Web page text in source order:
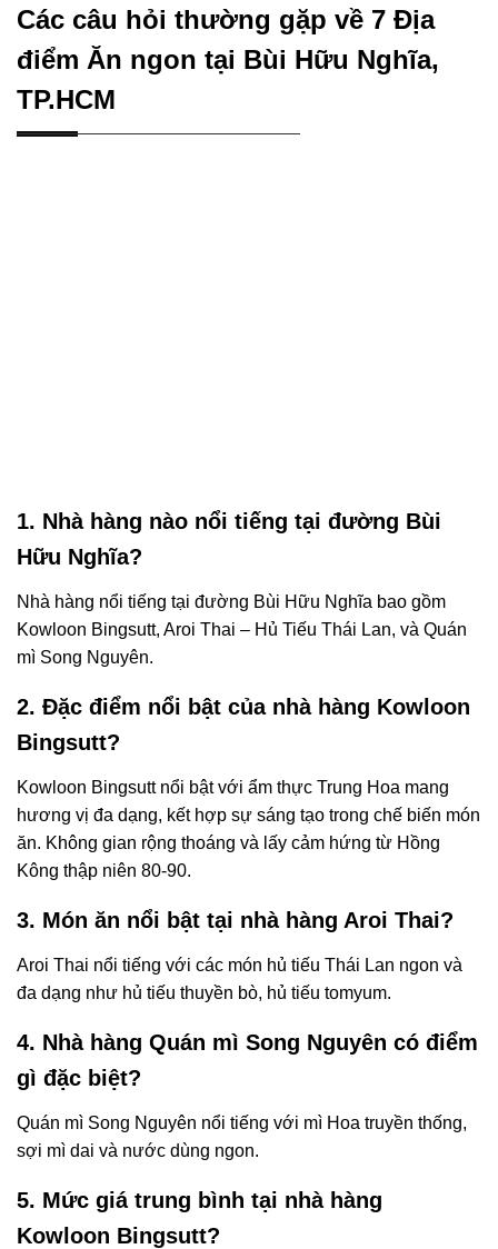
Các câu hỏi thường gặp về 7 Địa
điểm Ăn ngon tại Bùi Hữu Nghĩa,
TP.HCM
1. Nhà hàng nào nổi tiếng tại đường Bùi
Hữu Nghĩa?
Nhà hàng nổi tiếng tại đường Bùi Hữu Nghĩa bao gồm
Kowloon Bingsutt, Aroi Thai – Hủ Tiếu Thái Lan, và Quán
mì Song Nguyên.
2. Đặc điểm nổi bật của nhà hàng Kowloon
Bingsutt?
Kowloon Bingsutt nổi bật với ẩm thực Trung Hoa mang
hương vị đa dạng, kết hợp sự sáng tạo trong chế biến món
ăn. Không gian rộng thoáng và lấy cảm hứng từ Hồng
Kông thập niên 80-90.
3. Món ăn nổi bật tại nhà hàng Aroi Thai?
Aroi Thai nổi tiếng với các món hủ tiếu Thái Lan ngon và
đa dạng như hủ tiếu thuyền bò, hủ tiếu tomyum.
4. Nhà hàng Quán mì Song Nguyên có điểm
gì đặc biệt?
Quán mì Song Nguyên nổi tiếng với mì Hoa truyền thống,
sợi mì dai và nước dùng ngon.
5. Mức giá trung bình tại nhà hàng
Kowloon Bingsutt?